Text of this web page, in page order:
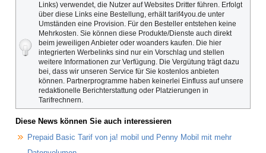
Links) verwendet, die Nutzer auf Websites Dritter führen. Erfolgt
über diese Links eine Bestellung, erhält tarif4you.de unter
Umständen eine Provision. Für den Besteller entstehen keine
Mehrkosten. Sie können diese Produkte/Dienste auch direkt
beim jeweiligen Anbieter oder woanders kaufen. Die hier
integrierten Werbelinks sind nur ein Vorschlag und stellen
weitere Informationen zur Verfügung. Die Vergütung trägt dazu
bei, dass wir unseren Service für Sie kostenlos anbieten
können. Partnerprogramme haben keinerlei Einfluss auf unsere
redaktionelle Berichterstattung oder Platzierungen in
Tarifrechnern.
Diese News können Sie auch interessieren
Prepaid Basic Tarif von ja! mobil und Penny Mobil mit mehr